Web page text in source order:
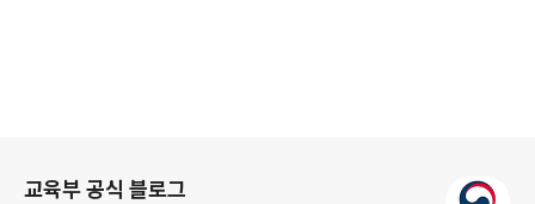
교육부 공식 블로그